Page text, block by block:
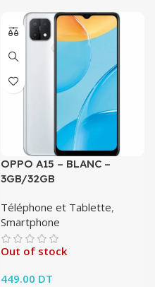
OPPO A15 – BLANC –
3GB/32GB
Téléphone et Tablette,
Smartphone
Out of stock
449.00 DT